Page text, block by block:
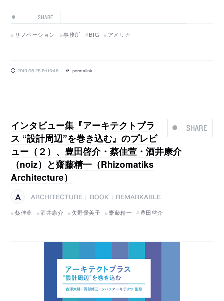
SHARE
リノベーション 事務所 BIG アメリカ
2019.06.28 Fri 13:46 permalink
SHARE
インタビュー集『アーキテクトプラ
ス “設計周辺”を巻き込む』のプレビ
ュー（２）、豊田啓介・蔡佳萱・酒井康介
（noiz）と齋藤精一（Rhizomatiks
Architecture）
ARCHITECTURE BOOK
REMARKABLE
蔡佳萱
酒井康介 矢野優美子 齋藤精一 豊田啓介